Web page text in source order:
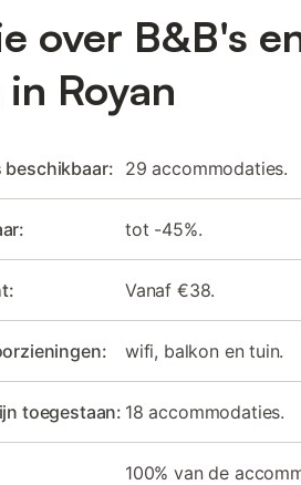
over B&B's
Royan
beschikbaar: 29 accommodaties.
tot -45%.
Vanaf €38.
wifi, balkon en tuin.
toegestaan: 18 accommodaties.
100% van de